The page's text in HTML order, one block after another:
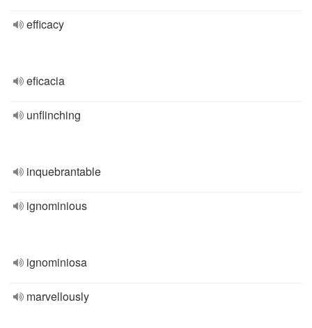
efficacy
eficacia
unflinching
inquebrantable
ignominious
ignominiosa
marvellously